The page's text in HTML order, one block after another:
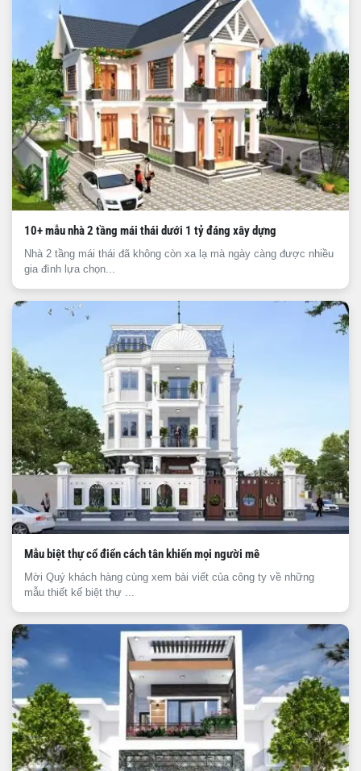
10+ mẫu nhà 2 tầng mái thái dưới 1 tỷ đáng xây dựng
Nhà 2 tầng mái thái đã không còn xa lạ mà ngày càng được nhiều
gia đình lựa chọn...
Mẫu biệt thự cổ điển cách tân khiến mọi người mê
Mời Quý khách hàng cùng xem bài viết của công ty về những
mẫu thiết kế biệt thự ...